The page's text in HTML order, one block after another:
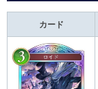
カード